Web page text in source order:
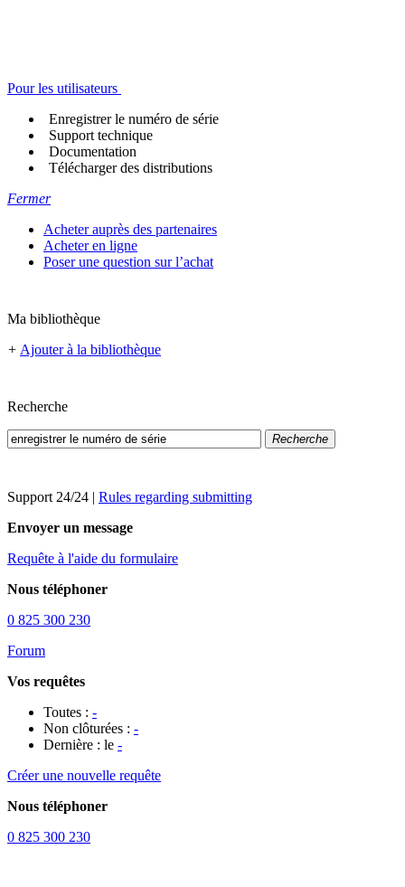
Pour les utilisateurs
Enregistrer le numéro de série
Support technique
Documentation
Télécharger des distributions
Fermer
Acheter auprès des partenaires
Acheter en ligne
Poser une question sur l’achat
Ma bibliothèque
+ Ajouter à la bibliothèque
Recherche
Recherche
Support 24/24 | Rules regarding submitting
Envoyer un message
Requête à l'aide du formulaire
Nous téléphoner
0 825 300 230
Forum
Vos requêtes
Toutes : -
Non clôturées : -
Dernière : le -
Créer une nouvelle requête
Nous téléphoner
0 825 300 230